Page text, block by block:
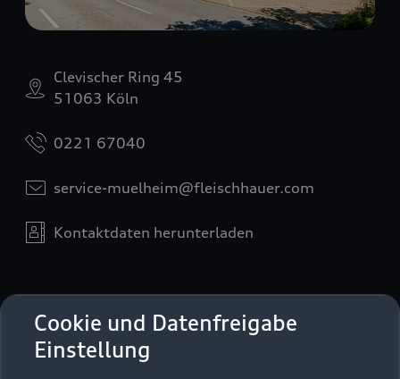
Cookie und Datenfreigabe
Einstellung
Clevischer Ring 45
51063 Köln
0221 67040
service-muelheim@fleischhauer.com
Kontaktdaten herunterladen
Öffnungszeiten